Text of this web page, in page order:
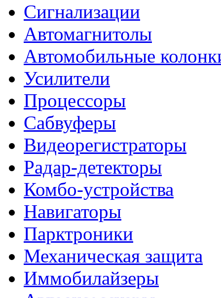
Сигнализации
Автомагнитолы
Автомобильные
Усилители
Процессоры
Сабвуферы
Видеорегистраторы
Радар-детекторы
Комбо-устройства
Навигаторы
Парктроники
Механическая защита
Иммобилайзеры